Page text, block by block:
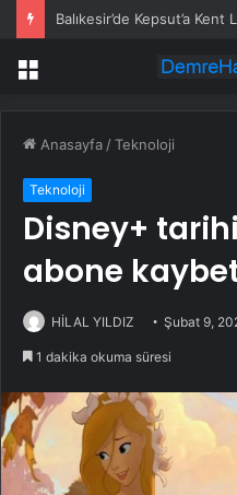
Balıkesir’de Kepsut’a
Menü
Anasayfa /Teknoloji
Teknoloji
Disney+
abone
HİLAL YILDIZ Şubat 9,
1 dakika okuma süresi